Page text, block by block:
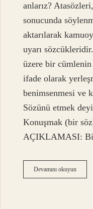
anlarız?
sonucunda
aktarılarak
uyarı
üzere bir
ifade olarak
benimsenmesi ve
Sözünü etmek
Konuşmak (bir
AÇIKLAMASI:
Devamını okuyunSözünü